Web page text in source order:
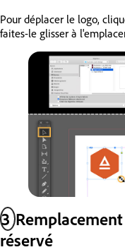
Pour déplacer le logo,
faites-le glisser à
3
réservé